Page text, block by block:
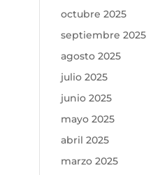
octubre 2025
septiembre 2025
agosto 2025
julio 2025
junio 2025
mayo 2025
abril 2025
marzo 2025